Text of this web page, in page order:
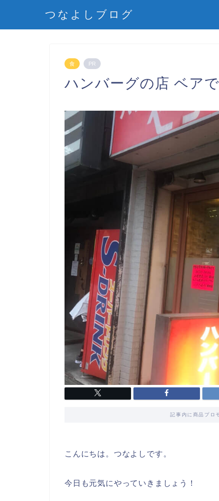
つなよしブログ
食 PR
ハンバーグの店 ベア
記事内に商品プロ
こんにちは。つなよしです。
今日も元気にやっていきましょう！